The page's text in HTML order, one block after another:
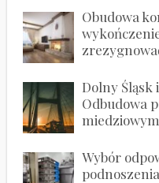
Obudowa
Dolny Śląsk
Odbudowa
Wybór